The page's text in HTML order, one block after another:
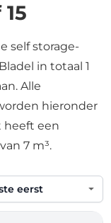
self storage-
in totaal 1
Alle
hieronder
heeft een
7 m³.
op